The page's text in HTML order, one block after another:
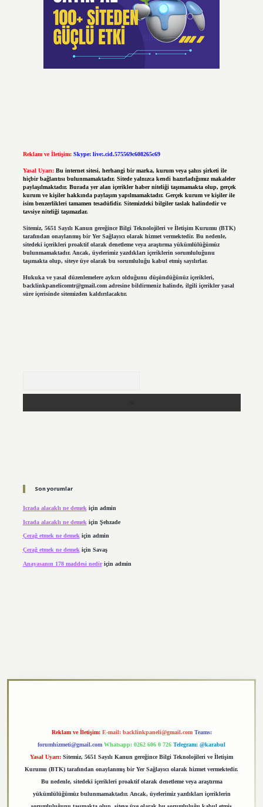
Reklam ve İletişim: Skype: live:.cid.575569c608265c69
Yasal Uyarı: Bu internet sitesi, herhangi bir marka, kurum veya şahıs şirketi ile
hiçbir bağlantısı bulunmamaktadır. Sitede yalnızca kendi hazırladığımız makaleler
paylaşılmaktadır. Burada yer alan içerikler haber niteliği taşımamakta olup, gerçek
kurum ve kişiler hakkında paylaşım yapılmamaktadır. Gerçek kurum ve kişiler ile
isim benzerlikleri tamamen tesadüfidir. Sitemizdeki bilgiler taslak halindedir ve
tavsiye niteliği taşımazlar.
Sitemiz, 5651 Sayılı Kanun gereğince Bilgi Teknolojileri ve İletişim Kurumu (BTK)
tarafından onaylanmış bir Yer Sağlayıcı olarak hizmet vermektedir. Bu nedenle,
sitedeki içerikleri proaktif olarak denetleme veya araştırma yükümlülüğümüz
bulunmamaktadır. Ancak, üyelerimiz yazdıkları içeriklerin sorumluluğunu
taşımakta olup, siteye üye olarak bu sorumluluğu kabul etmiş sayılırlar.
Hukuka ve yasal düzenlemelere aykırı olduğunu düşündüğünüz içerikleri,
backlinkpanelicomtr@gmail.comadresine bildirmeniz halinde, ilgili içerikler yasal
süre içerisinde sitemizden kaldırılacaktır.
Son yorumlar
Icrada alacaklı ne demek için admin
Icrada alacaklı ne demek için Şehzade
Çerağ etmek ne demekiçin admin
Çerağ etmek ne demek için Savaş
Anayasanın 178 maddesi nediriçin admin
Reklam ve İletişim: E-mail: backlinkpaneli@gmail.com Teams:
forumhizmeti@gmail.com Whatsapp: 0262 606 0 726 Telegram: @karabul
Yasal Uyarı: Sitemiz, 5651 Sayılı Kanun gereğince Bilgi Teknolojileri ve İletişim
Kurumu (BTK) tarafından onaylanmış bir Yer Sağlayıcı olarak hizmet vermektedir.
Bu nedenle, sitedeki içerikleri proaktif olarak denetleme veya araştırma
yükümlülüğümüz bulunmamaktadır. Ancak, üyelerimiz yazdıkları içeriklerin